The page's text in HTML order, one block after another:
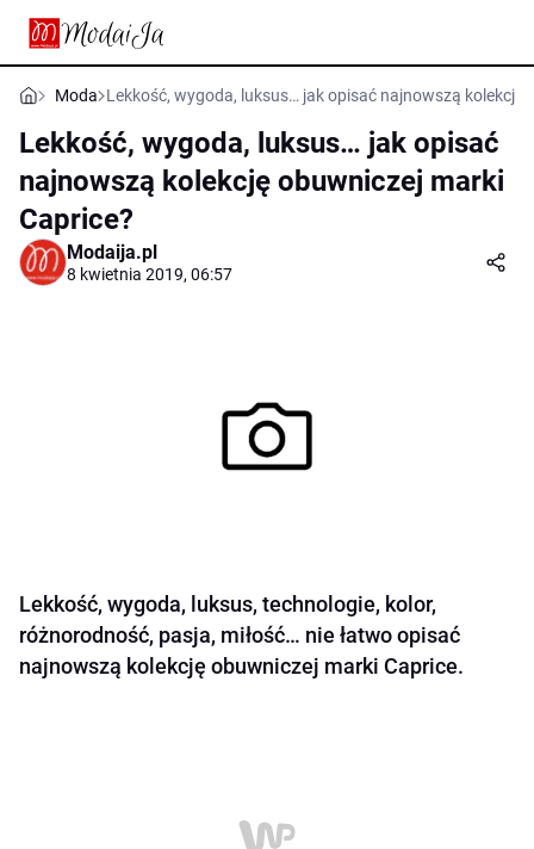
Moda Lekkość, wygoda, luksus… jak opisać najnowszą kolekcję
Lekkość, wygoda, luksus… jak opisać
najnowszą kolekcję obuwniczej marki
Caprice?
Modaija.pl
8 kwietnia 2019, 06:57
Lekkość, wygoda, luksus, technologie, kolor,
różnorodność, pasja, miłość… nie łatwo opisać
najnowszą kolekcję obuwniczej marki Caprice.